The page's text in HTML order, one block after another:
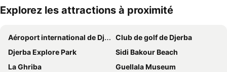
Explorez les attractions à proximité
Aéroport international de Djerba-Zarzis
Club de golf de Djerba
Djerba Explore Park
Sidi Bakour Beach
La Ghriba
Guellala Museum